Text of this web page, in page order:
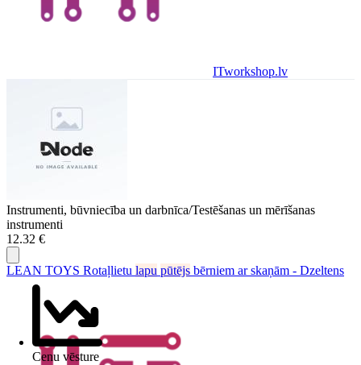
ITworkshop.lv
Instrumenti, būvniecība un darbnīca/Testēšanas un mērīšanas
instrumenti
12.32 €
Cenu vēsture
LEAN TOYS Rotaļlietu lapu pūtējs bērniem ar skaņām - Dzeltens